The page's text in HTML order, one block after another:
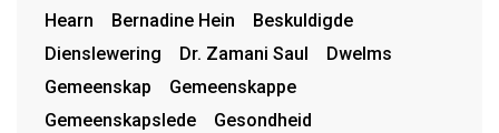
Hearn
Bernadine Hein
Beskuldigde
Dienslewering
Dr. Zamani Saul
Dwelms
Gemeenskap
Gemeenskappe
Gemeenskapslede
Gesondheid